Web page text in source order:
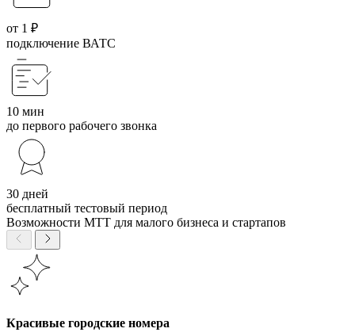
от 1 ₽
подключение ВАТС
10 мин
до первого рабочего звонка
30 дней
бесплатный тестовый период
Возможности МТТ для малого бизнеса и стартапов
Красивые городские номера